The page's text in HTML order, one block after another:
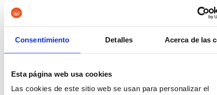
Consentimiento Detalles Acerca de las
Esta página web usa cookies
Las cookies de este sitio web se usan para personalizar el
Últimas entradas
Auxilio Judicial, Tramitación o Gestión: cuál elegir
Leer más »
20/07/2026